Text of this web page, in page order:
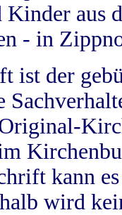
Kinder aus
- in
ist der
kann
wird